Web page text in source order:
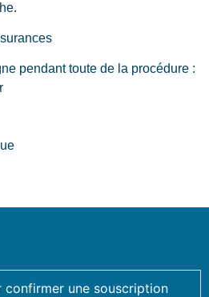
pendant toute de la procédure :
confirmer une souscription